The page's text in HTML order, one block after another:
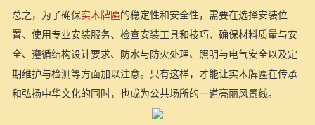
总之，为了确保实木牌匾的稳定性和安全性，需要在选择安装位
置、使用专业安装服务、检查安装工具和技巧、确保材料质量与安
全、遵循结构设计要求、防水与防火处理、照明与电气安全以及定
期维护与检测等方面加以注意。只有这样，才能让实木牌匾在传承
和弘扬中华文化的同时，也成为公共场所的一道亮丽风景线。